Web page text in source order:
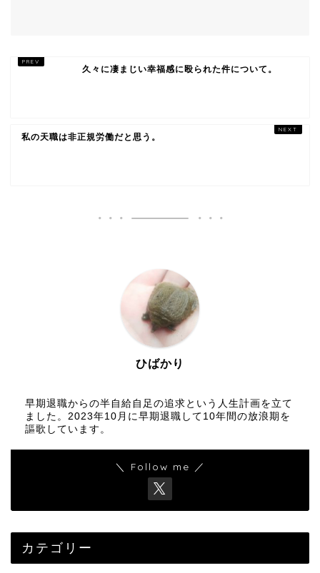
久々に凄まじい幸福感に殴られた件について。
私の天職は非正規労働だと思う。
ひばかり
早期退職からの半自給自足の追求という人生計画を立て
ました。2023年10月に早期退職して10年間の放浪期を
謳歌しています。
＼ Follow me ／
カテゴリー